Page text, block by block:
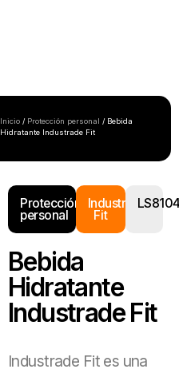
Inicio / Protección personal / Bebida
Hidratante Industrade Fit
Protección
personal
Industrade
Fit
Bebida
Hidratante
Industrade Fit
Industrade Fit es una